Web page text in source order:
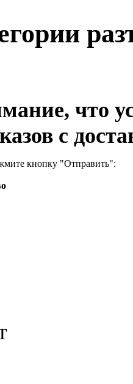
что
с
кнопку "Отправить":